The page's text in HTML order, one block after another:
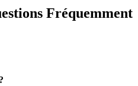
Fréquemment